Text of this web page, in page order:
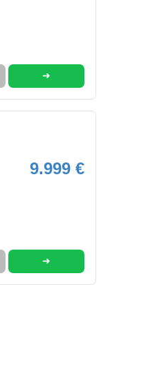
➜
9.999 €
➜